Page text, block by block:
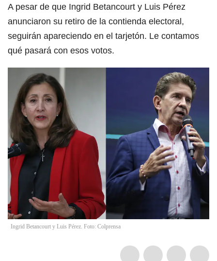
A pesar de que Ingrid Betancourt y Luis Pérez
anunciaron su retiro de la contienda electoral,
seguirán apareciendo en el tarjetón. Le contamos
qué pasará con esos votos.
Ingrid Betancourt y Luis Pérez. Foto: Colprensa